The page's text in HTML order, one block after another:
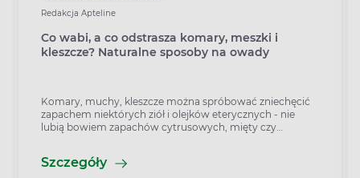
Redakcja Apteline
Co wabi, a co odstrasza komary, meszki i
kleszcze? Naturalne sposoby na owady
Komary, muchy, kleszcze można spróbować zniechęcić
zapachem niektórych ziół i olejków eterycznych - nie
lubią bowiem zapachów cytrusowych, mięty czy
Szczegóły